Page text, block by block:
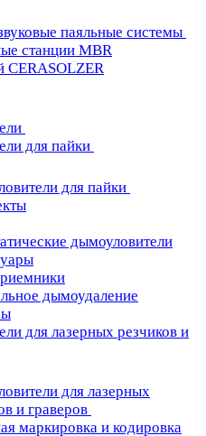
паяльные системы
станции MBR
CERASOLZER
для пайки
для пайки
дымоуловители
дымоудаление
для лазерных резчиков и
для лазерных
и граверов
маркировка и кодировка